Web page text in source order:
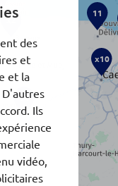
14
x2
11
x10
des
et
et la
Ils
vidéo,